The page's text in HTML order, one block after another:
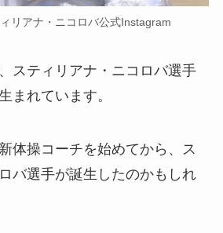
リアナ・ニコロバ公式Instagram
スティリアナ・ニコロバ選手
まれています。
体操コーチを始めてから、ス
バ選手が誕生したのかもしれ